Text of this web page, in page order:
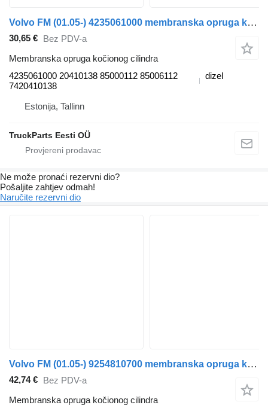
Volvo FM (01.05-) 4235061000 membranska opruga kočionog cilindra za Volvo FM7-FM12, FM, FMX (1998-2014) tegljača
30,65 € Bez PDV-a
Membranska opruga kočionog cilindra
4235061000 20410138 85000112 85006112
7420410138
dizel
Estonija, Tallinn
TruckParts Eesti OÜ
Ne može pronaći rezervni dio?
Pošaljite zahtjev odmah!
Naručite rezervni dio
Volvo FM (01.05-) 9254810700 membranska opruga kočionog cilindra za Volvo FM7-FM12, FM, FMX (1998-2014) tegljača
42,74 € Bez PDV-a
Membranska opruga kočionog cilindra